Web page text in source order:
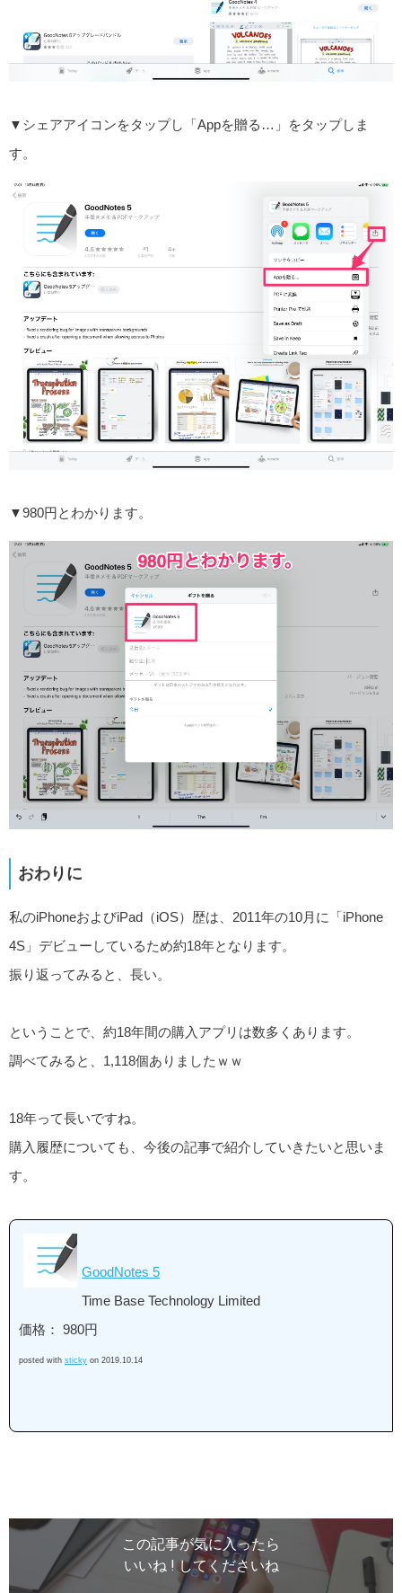
▼シェアアイコンをタップし「Appを贈る…」をタップしま
す。
▼980円とわかります。
おわりに
私のiPhoneおよびiPad（iOS）歴は、2011年の10月に「iPhone
4S」デビューしているため約18年となります。
振り返ってみると、長い。
ということで、約18年間の購入アプリは数多くあります。
調べてみると、1,118個ありましたｗｗ
18年って長いですね。
購入履歴についても、今後の記事で紹介していきたいと思いま
す。
GoodNotes 5
Time Base Technology Limited
価格： 980円
posted with sticky on 2019.10.14
この記事が気に入ったら
いいね ! してくださいね